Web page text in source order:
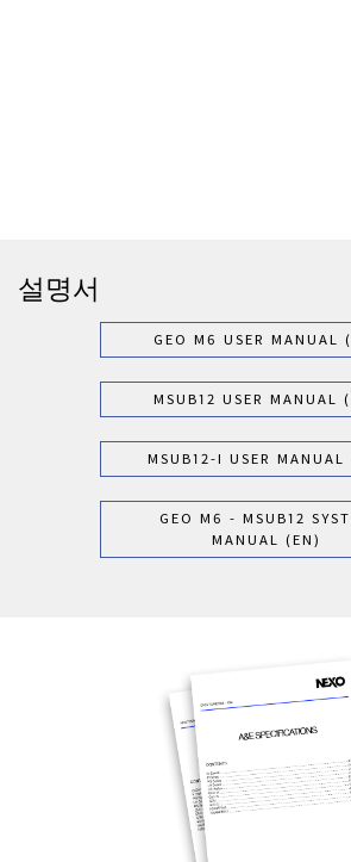
설명서
GEO M6 USER MANUAL
MSUB12 USER MANUAL
MSUB12-I USER MANUAL
GEO M6 - MSUB12
MANUAL (EN)